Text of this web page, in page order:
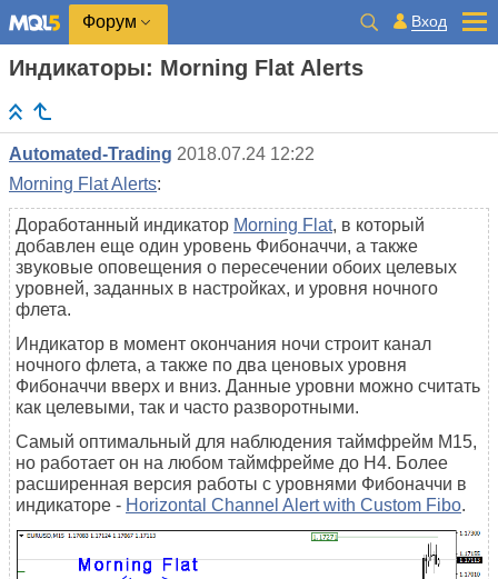
Форум Вход
Индикаторы: Morning Flat Alerts
Automated-Trading 2018.07.24 12:22
Morning Flat Alerts:
Доработанный индикатор Morning Flat, в который
добавлен еще один уровень Фибоначчи, а также
звуковые оповещения о пересечении обоих целевых
уровней, заданных в настройках, и уровня ночного
флета.
Индикатор в момент окончания ночи строит канал
ночного флета, а также по два ценовых уровня
Фибоначчи вверх и вниз. Данные уровни можно считать
как целевыми, так и часто разворотными.
Самый оптимальный для наблюдения таймфрейм M15,
но работает он на любом таймфрейме до H4. Более
расширенная версия работы с уровнями Фибоначчи в
индикаторе - Horizontal Channel Alert with Custom Fibo.